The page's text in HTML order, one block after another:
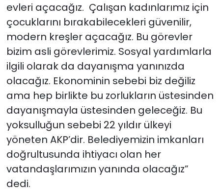
evleri açacağız. Çalışan kadınlarımız için
çocuklarını bırakabilecekleri güvenilir,
modern kreşler açacağız. Bu görevler
bizim asli görevlerimiz. Sosyal yardımlarla
ilgili olarak da dayanışma yanınızda
olacağız. Ekonominin sebebi biz değiliz
ama hep birlikte bu zorlukların üstesinden
dayanışmayla üstesinden geleceğiz. Bu
yoksulluğun sebebi 22 yıldır ülkeyi
yöneten AKP’dir. Belediyemizin imkanları
doğrultusunda ihtiyacı olan her
vatandaşlarımızın yanında olacağız”
dedi.